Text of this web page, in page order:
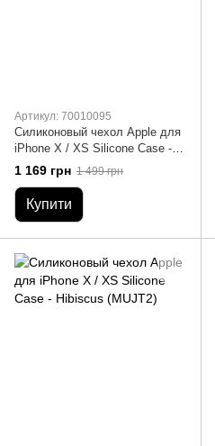
Артикул: 70010095
Силиконовый чехол Apple для
iPhone X / XS Silicone Case -
Cornflower (MW982)
1 169 грн 1 499 грн
Купити